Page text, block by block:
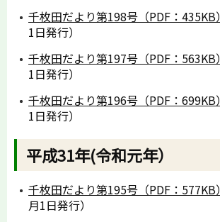
千枚田だより第198号（PDF：435KB）
1日発行）
千枚田だより第197号（PDF：563KB）
1日発行）
千枚田だより第196号（PDF：699KB）
1日発行）
平成31年(令和元年）
千枚田だより第195号（PDF：577KB）
月1日発行）